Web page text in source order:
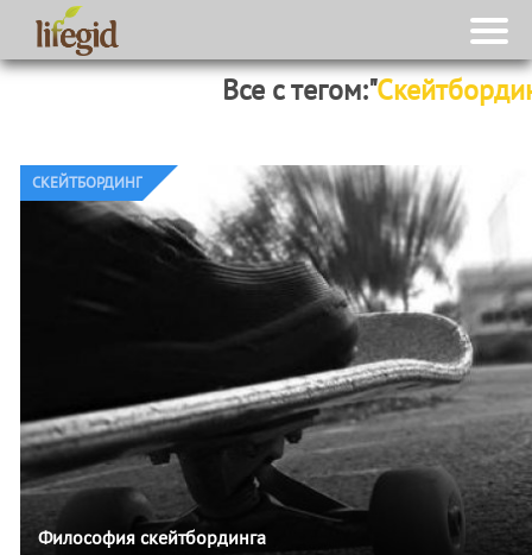
Все с тегом:"
CКЕЙТБОРДИНГ
Философия скейтбординга